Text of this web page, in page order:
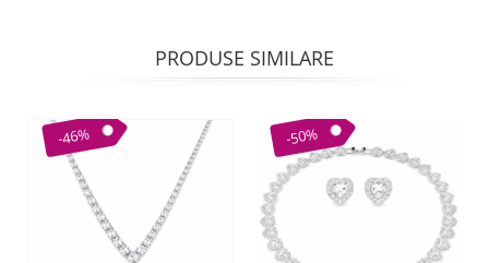
PRODUSE SIMILARE
-46% -50%